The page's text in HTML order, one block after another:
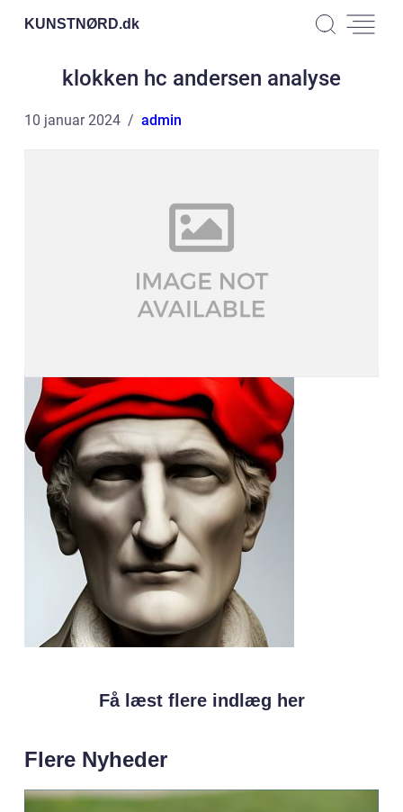
KUNSTNØRD.dk
klokken hc andersen analyse
10 januar 2024 admin
Få læst flere indlæg her
Flere Nyheder